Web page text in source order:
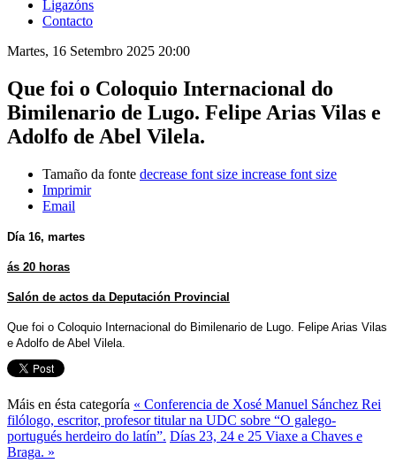
Ligazóns
Contacto
Martes, 16 Setembro 2025 20:00
Que foi o Coloquio Internacional do
Bimilenario de Lugo. Felipe Arias Vilas e
Adolfo de Abel Vilela.
Tamaño da fonte decrease font size increase font size
Imprimir
Email
Día 16, martes
ás 20 horas
Salón de actos da Deputación Provincial
Que foi o Coloquio Internacional do Bimilenario de Lugo. Felipe Arias Vilas
e Adolfo de Abel Vilela.
Máis en ésta categoría « Conferencia de Xosé Manuel Sánchez Rei
filólogo, escritor, profesor titular na UDC sobre “O galego-
portugués herdeiro do latín”. Días 23, 24 e 25 Viaxe a Chaves e
Braga. »